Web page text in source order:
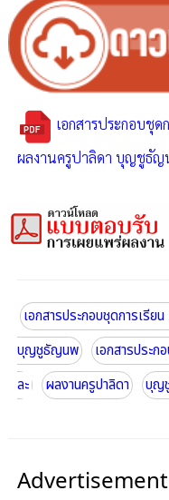
เอกสารประกอบชุด
ผลงานครูปาลิดา บุญชูธั
เอกสารประกอบชุดการเรีย
บุญชูธัญนพ
เอกสารประก
ละ
ผลงานครูปาลิดา บุญ
Advertisement